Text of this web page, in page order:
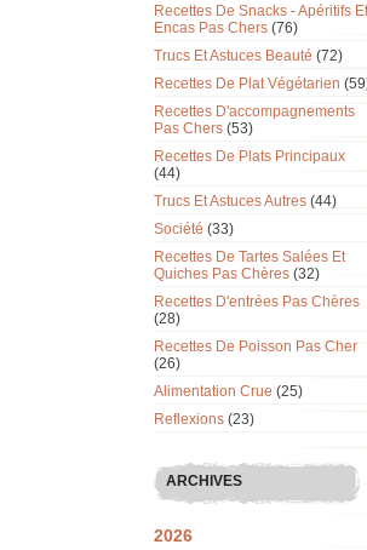
Recettes De Snacks - Apéritifs Et
Encas Pas Chers (76)
Trucs Et Astuces Beauté (72)
Recettes De Plat Végétarien
Recettes D'accompagnements
Pas Chers (53)
Recettes De Plats Principaux
(44)
Trucs Et Astuces Autres (44)
Société (33)
Recettes De Tartes Salées Et
Quiches Pas Chères (32)
Recettes D'entrées Pas Chères
(28)
Recettes De Poisson Pas Cher
(26)
Alimentation Crue (25)
Reflexions (23)
ARCHIVES
2026